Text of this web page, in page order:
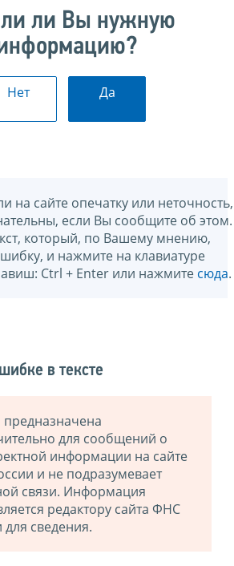
ли Вы нужную
Нет Да
на сайте опечатку или неточность,
если Вы сообщите об этом.
который, по Вашему мнению,
и нажмите на клавиатуре
Ctrl + Enter или нажмите сюда.
в тексте
для сообщений о
информации на сайте
и не подразумевает
связи. Информация
редактору сайта ФНС
для сведения.